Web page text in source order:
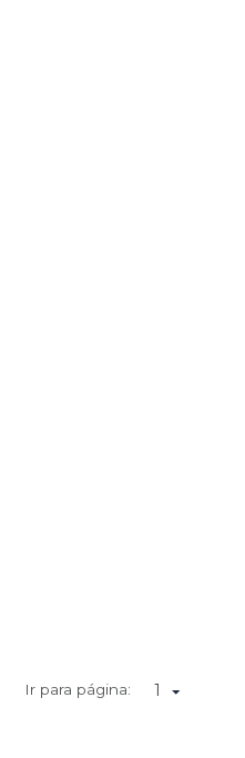
Ir para página: 1